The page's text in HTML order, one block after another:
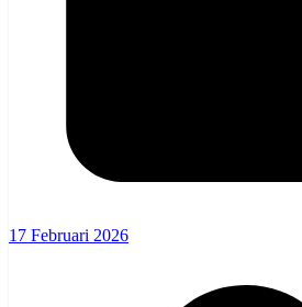
17 Februari 2026